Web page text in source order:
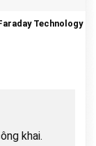
Technology
khai.